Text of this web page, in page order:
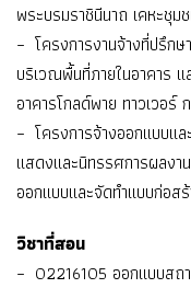
พระบรมราชินีนาถ เคหะชุม
– โครงการงานจ้างที่ปรึก
บริเวณพื้นที่ภายในอาคาร แ
อาคารโกลด์พาย ทาวเวอ
– โครงการจ้างออกแบบแ
แสดงและนิทรรศการผลงา
ออกแบบและจัดทำแบบก่อส
วิชาที่สอน
– 02216105 ออกแบบสถ